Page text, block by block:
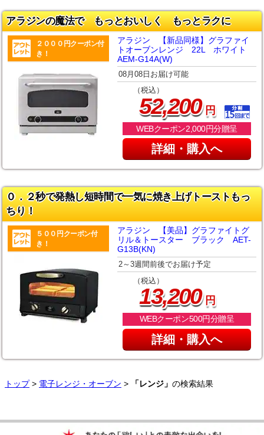
アラジンの魔法で もっとおいしく もっとラクに
２０００円クーポン付
き！
アラジン 【新品同様】グラファイ
トオーブンレンジ 22L ホワイト
AEM-G14A(W)
08月08日お届け可能
（税込）
52,200円
WEBクーポン2,000円分贈呈
詳細・購入へ
０．２秒で発熱し短時間で一気に焼き上げトーストもっ
ちり！
５００円クーポン付
き！
アラジン 【美品】グラファイトグ
リル＆トースター ブラック AET-
G13B(KN)
2～3週間前後でお届け予定
（税込）
13,200円
WEBクーポン500円分贈呈
詳細・購入へ
トップ> 電子レンジ・オーブン > 「レンジ」 の検索結果